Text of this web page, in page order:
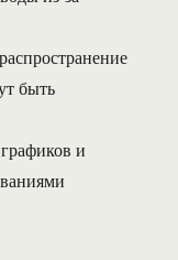
быть
и